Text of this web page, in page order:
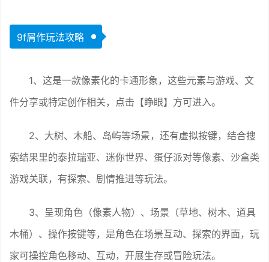
9f屑作玩法攻略
1、这是一款像素化的卡通形象，这些元素与游戏、文
件分享或特定创作相关，点击【睁眼】方可进入。
2、大树、木船、岛屿等场景，还有虚拟按键，结合搜
索结果里的泰拉瑞亚、迷你世界、蛋仔派对等像素、沙盒类
游戏关联，有探索、剧情推进等玩法。
3、呈现角色（像素人物）、场景（草地、树木、道具
木桶）、操作按键等，是角色在场景互动、探索的界面，玩
家可操控角色移动、互动，开展生存或冒险玩法。